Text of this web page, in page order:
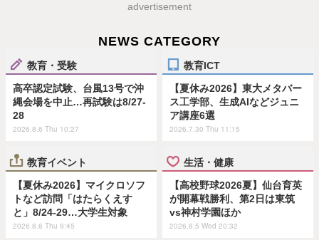
advertisement
NEWS CATEGORY
教育・受験
高卒認定試験、台風13号で沖
縄会場を中止…再試験は8/27-
28
2026.8.6 Thu 10:27
教育ICT
【夏休み2026】東大メタバー
ス工学部、生成AIなどジュニ
ア講座6選
2026.7.30 Thu 11:15
教育イベント
【夏休み2026】マイクロソフ
トなど訪問「はたらくえす
と」8/24-29…大学生対象
2026.8.6 Thu 9:45
生活・健康
【高校野球2026夏】仙台育英
が開幕戦勝利、第2日は東筑
vs神村学園ほか
2026.8.5 Wed 20:32